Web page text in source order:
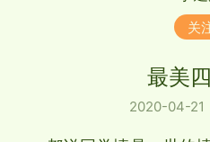
关
最美
2020-04-21